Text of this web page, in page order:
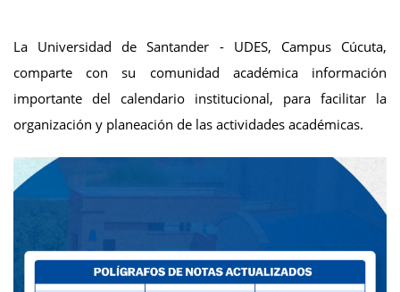
La Universidad de Santander - UDES, Campus Cúcuta,
comparte con su comunidad académica información
importante del calendario institucional, para facilitar la
organización y planeación de las actividades académicas.